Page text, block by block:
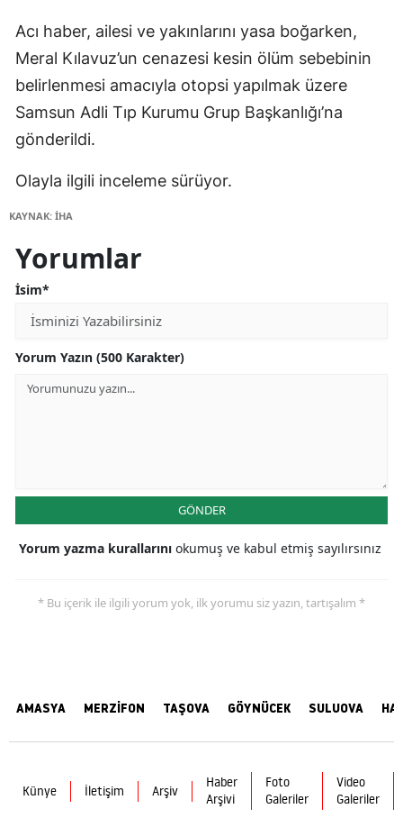
Acı haber, ailesi ve yakınlarını yasa boğarken,
Meral Kılavuz’un cenazesi kesin ölüm sebebinin
belirlenmesi amacıyla otopsi yapılmak üzere
Samsun Adli Tıp Kurumu Grup Başkanlığı’na
gönderildi.
Olayla ilgili inceleme sürüyor.
KAYNAK: İHA
Yorumlar
İsim*
Yorum Yazın (500 Karakter)
GÖNDER
Yorum yazma kurallarını okumuş ve kabul etmiş sayılırsınız
* Bu içerik ile ilgili yorum yok, ilk yorumu siz yazın, tartışalım *
AMASYA MERZİFON TAŞOVA GÖYNÜCEK SULUOVA
Künye İletişim Arşiv
Haber
Arşivi
Foto
Galeriler
Video
Galeriler